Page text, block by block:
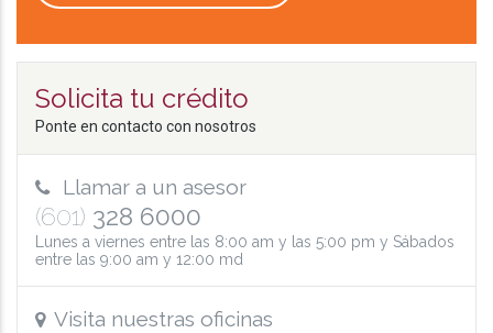
Solicita tu crédito
Ponte en contacto con nosotros
Llamar a un asesor
(601) 328 6000
Lunes a viernes entre las 8:00 am y las 5:00 pm y Sábados
entre las 9:00 am y 12:00 md
Visita nuestras oficinas